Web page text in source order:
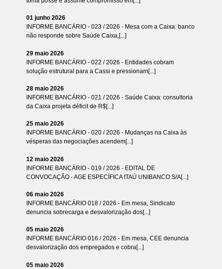
01 junho 2026
INFORME BANCÁRIO - 023 / 2026 - Mesa com a Caixa: banco
não responde sobre Saúde Caixa,[...]
29 maio 2026
INFORME BANCÁRIO - 022 / 2026 - Entidades cobram
solução estrutural para a Cassi e pressionam[...]
28 maio 2026
INFORME BANCÁRIO - 021 / 2026 - Saúde Caixa: consultoria
da Caixa projeta déficit de R$[...]
25 maio 2026
INFORME BANCÁRIO - 020 / 2026 - Mudanças na Caixa às
vésperas das negociações acendem[...]
12 maio 2026
INFORME BANCÁRIO - 019 / 2026 - EDITAL DE
CONVOCAÇÃO - AGE ESPECÍFICA ITAÚ UNIBANCO S/A[...]
06 maio 2026
INFORME BANCÁRIO 018 / 2026 - Em mesa, Sindicato
denuncia sobrecarga e desvalorização dos[...]
05 maio 2026
INFORME BANCÁRIO 016 / 2026 - Em mesa, CEE denuncia
desvalorização dos empregados e cobra[...]
05 maio 2026